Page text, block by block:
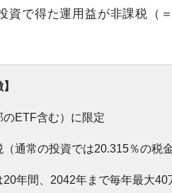
資で得た運用益が非課税（
ETF含む）に限定
通常の投資では20.315％の税金
年間、2042年まで毎年最大40